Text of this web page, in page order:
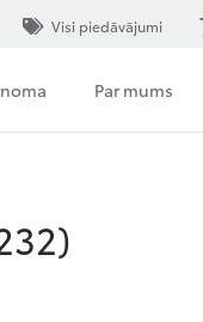
Par mums
Visi piedāvājumi
)